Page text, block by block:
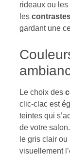
rideaux ou les
les
gardant une
Le choix des
clic-clac est
teintes qui
de votre
le gris clair
visuellement